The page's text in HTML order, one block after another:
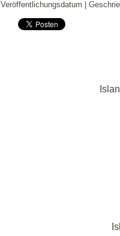
Veröffentlichungsdatum |